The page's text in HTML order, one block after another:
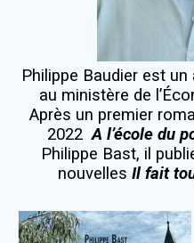
Philippe Baudier est
au ministère de
Après un premier
2022A l’école du
Philippe Bast, il
nouvelles Il fait